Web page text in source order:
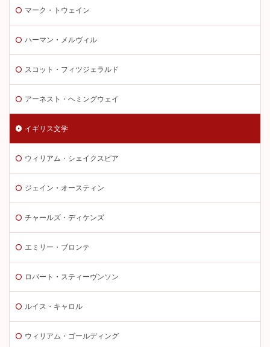
マーク・トウェイン
ハーマン・メルヴィル
スコット・フィツジェラルド
アーネスト・ヘミングウェイ
イギリス文学
ウィリアム・シェイクスピア
ジェイン・オースティン
チャールズ・ディケンズ
エミリー・ブロンテ
ロバート・スティーヴンソン
ルイス・キャロル
ウィリアム・ゴールディング